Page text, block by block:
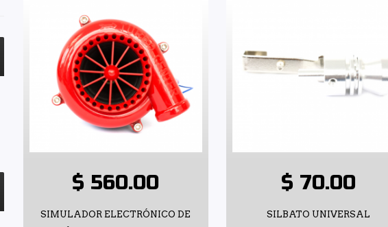
$ 560.00
SIMULADOR ELECTRÓNICO DE
$ 70.00
SILBATO UNIVERSAL